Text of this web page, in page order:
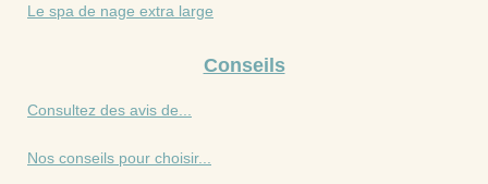
Le spa de nage extra large
Conseils
Consultez des avis de...
Nos conseils pour choisir...